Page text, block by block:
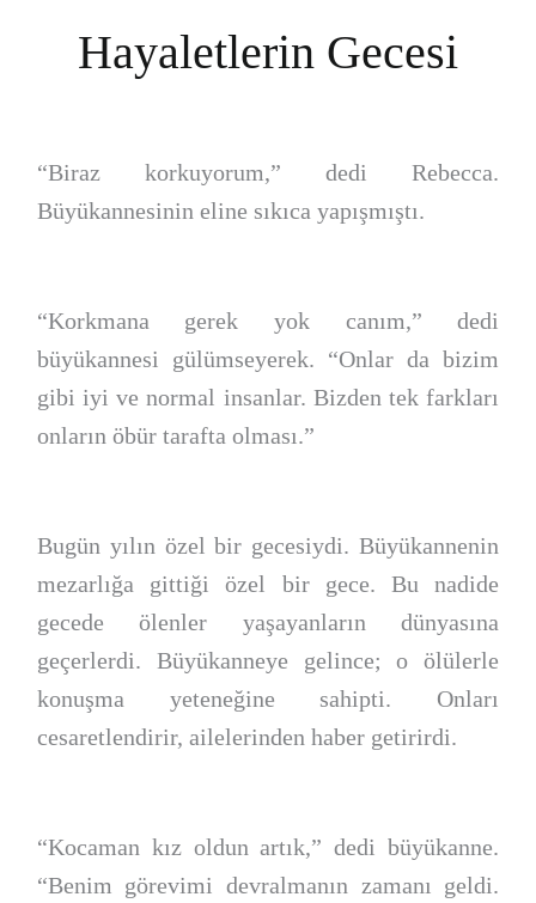
Hayaletlerin Gecesi
“Biraz korkuyorum,” dedi Rebecca.
Büyükannesinin eline sıkıca yapışmıştı.
“Korkmana gerek yok canım,” dedi
büyükannesi gülümseyerek. “Onlar da bizim
gibi iyi ve normal insanlar. Bizden tek farkları
onların öbür tarafta olması.”
Bugün yılın özel bir gecesiydi. Büyükannenin
mezarlığa gittiği özel bir gece. Bu nadide
gecede ölenler yaşayanların dünyasına
geçerlerdi. Büyükanneye gelince; o ölülerle
konuşma yeteneğine sahipti. Onları
cesaretlendirir, ailelerinden haber getirirdi.
“Kocaman kız oldun artık,” dedi büyükanne.
“Benim görevimi devralmanın zamanı geldi.